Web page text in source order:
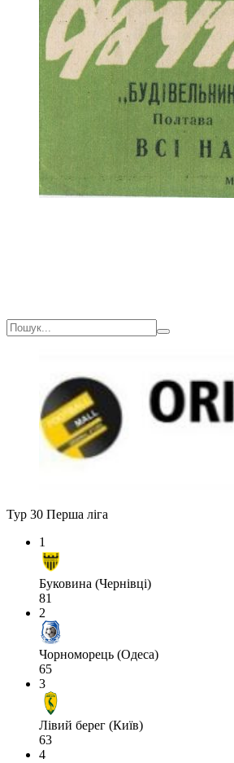
Тур 30 Перша ліга
1
Буковина (Чернівці)
81
2
Чорноморець (Одеса)
65
3
Лівий берег (Київ)
63
4